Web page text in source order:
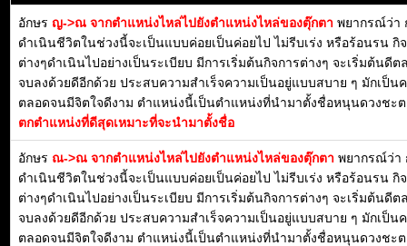
อักษร ญ->ณ จากตำแหน่งไหล่ไปยังตำแหน่งไหล่ของตุ๊กตา พยากรณ์ว่า
ดำเนินชีวิตในช่วงนี้จะเป็นแบบค่อยเป็นค่อยไป ไม่รีบเร่ง หรือร้อนรน กิ
ต่างๆดำเนินไปอย่างเป็นระเบียบ มีการเริ่มต้นกิจการต่างๆ จะเริ่มต้นดีต
จบลงด้วยดีอีกด้วย ประสบความสำเร็จความเป็นอยู่แบบสบาย ๆ มักเป็น
ตลอดจนมีจิตใจดีงาม ตำแหน่งนี้เป็นตำแหน่งที่นำมาตั้งชื่อหนุนดวงชะ
ตกตำแหน่งที่ดีสุดเหมาะที่จะนำมาตั้งชื่อ
อักษร ณ->ณ จากตำแหน่งไหล่ไปยังตำแหน่งไหล่ของตุ๊กตา พยากรณ์ว่า
ดำเนินชีวิตในช่วงนี้จะเป็นแบบค่อยเป็นค่อยไป ไม่รีบเร่ง หรือร้อนรน กิ
ต่างๆดำเนินไปอย่างเป็นระเบียบ มีการเริ่มต้นกิจการต่างๆ จะเริ่มต้นดีต
จบลงด้วยดีอีกด้วย ประสบความสำเร็จความเป็นอยู่แบบสบาย ๆ มักเป็น
ตลอดจนมีจิตใจดีงาม ตำแหน่งนี้เป็นตำแหน่งที่นำมาตั้งชื่อหนุนดวงชะ